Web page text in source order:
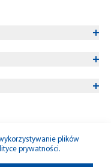
plików
prywatności.